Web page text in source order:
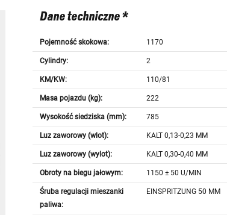
Dane techniczne *
Pojemność skokowa: 1170
Cylindry: 2
KM/KW: 110/81
Masa pojazdu (kg): 222
Wysokość siedziska (mm): 785
Luz zaworowy (wlot): KALT 0,13-0,23 MM
Luz zaworowy (wylot): KALT 0,30-0,40 MM
Obroty na biegu jałowym: 1150 ± 50 U/MIN
Śruba regulacji mieszanki
paliwa:
EINSPRITZUNG 50 MM